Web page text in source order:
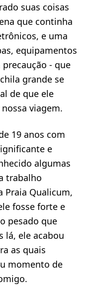
suas coisas
que continha
e uma
equipamentos
- que
grande se
de que ele
viagem.
19 anos com
e
algumas
trabalho
Praia Qualicum,
fosse forte e
pesado que
lá, ele acabou
as quais
momento de